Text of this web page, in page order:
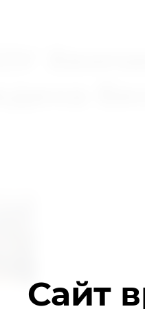
В рамках
Кунзук
Сайт